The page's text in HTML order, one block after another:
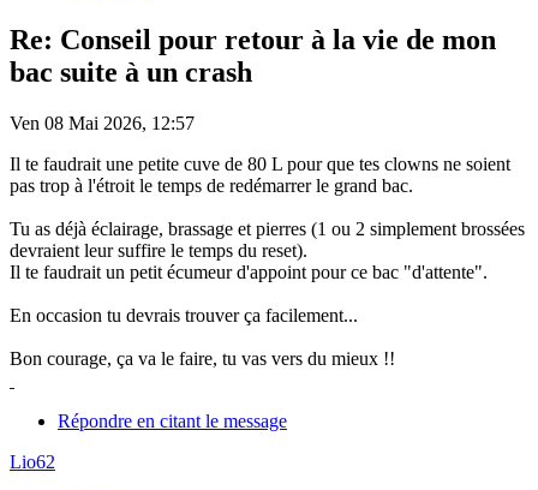
Re: Conseil pour retour à la vie de mon
bac suite à un crash
Ven 08 Mai 2026, 12:57
Il te faudrait une petite cuve de 80 L pour que tes clowns ne soient
pas trop à l'étroit le temps de redémarrer le grand bac.
Tu as déjà éclairage, brassage et pierres (1 ou 2 simplement brossées
devraient leur suffire le temps du reset).
Il te faudrait un petit écumeur d'appoint pour ce bac "d'attente".
En occasion tu devrais trouver ça facilement...
Bon courage, ça va le faire, tu vas vers du mieux !!
Répondre en citant le message
Lio62